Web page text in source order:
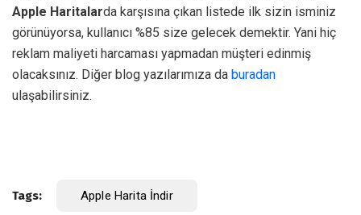
Apple Haritalarda karşısına çıkan listede ilk sizin isminiz
görünüyorsa, kullanıcı %85 size gelecek demektir. Yani hiç
reklam maliyeti harcaması yapmadan müşteri edinmiş
olacaksınız. Diğer blog yazılarımıza da buradan
ulaşabilirsiniz.
Tags: Apple Harita İndir